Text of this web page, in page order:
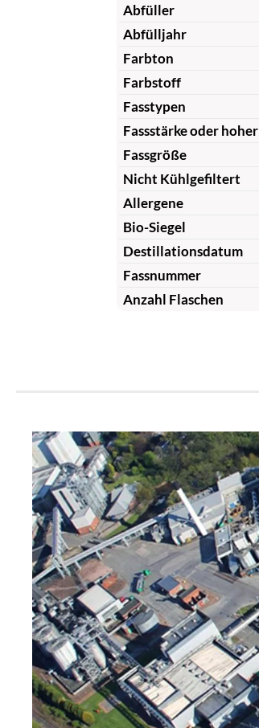
Abfüller
Abfülljahr
Farbton
Farbstoff
Fasstypen
Fassstärke oder
Fassgröße
Nicht Kühlgefiltert
Allergene
Bio-Siegel
Destillationsdatum
Fassnummer
Anzahl Flaschen